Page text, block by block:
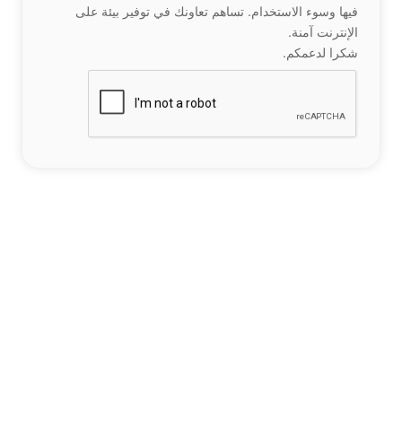
فيها وسوء الاستخدام. تساهم تعاونك في توفير بيئة على
الإنترنت آمنة.
شكرا لدعمكم.